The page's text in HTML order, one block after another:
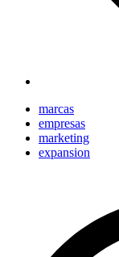
marcas
empresas
marketing
expansion